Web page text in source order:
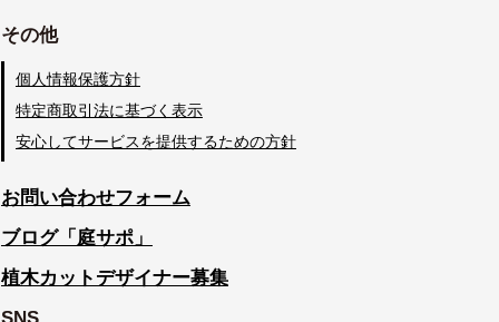
その他
個人情報保護方針
特定商取引法に基づく表示
安心してサービスを提供するための方針
お問い合わせフォーム
ブログ「庭サポ」
植木カットデザイナー募集